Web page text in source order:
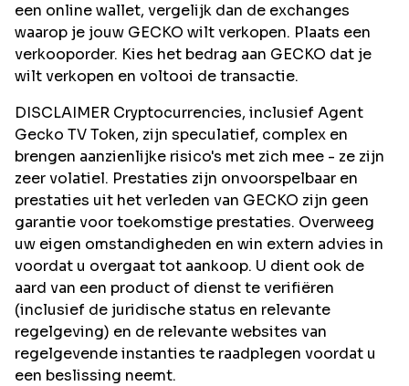
een online wallet, vergelijk dan de exchanges
waarop je jouw GECKO wilt verkopen. Plaats een
verkooporder. Kies het bedrag aan GECKO dat je
wilt verkopen en voltooi de transactie.
DISCLAIMER Cryptocurrencies, inclusief Agent
Gecko TV Token, zijn speculatief, complex en
brengen aanzienlijke risico's met zich mee - ze zijn
zeer volatiel. Prestaties zijn onvoorspelbaar en
prestaties uit het verleden van GECKO zijn geen
garantie voor toekomstige prestaties. Overweeg
uw eigen omstandigheden en win extern advies in
voordat u overgaat tot aankoop. U dient ook de
aard van een product of dienst te verifiëren
(inclusief de juridische status en relevante
regelgeving) en de relevante websites van
regelgevende instanties te raadplegen voordat u
een beslissing neemt.